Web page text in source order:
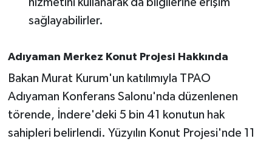
hizmetini kullanarak da bilgilerine erişim
sağlayabilirler.
Adıyaman Merkez Konut Projesi Hakkında
Bakan Murat Kurum'un katılımıyla TPAO
Adıyaman Konferans Salonu'nda düzenlenen
törende, İndere'deki 5 bin 41 konutun hak
sahipleri belirlendi. Yüzyılın Konut Projesi'nde 11
Sındırgı
Susurluk
TARİHTE BUGÜN